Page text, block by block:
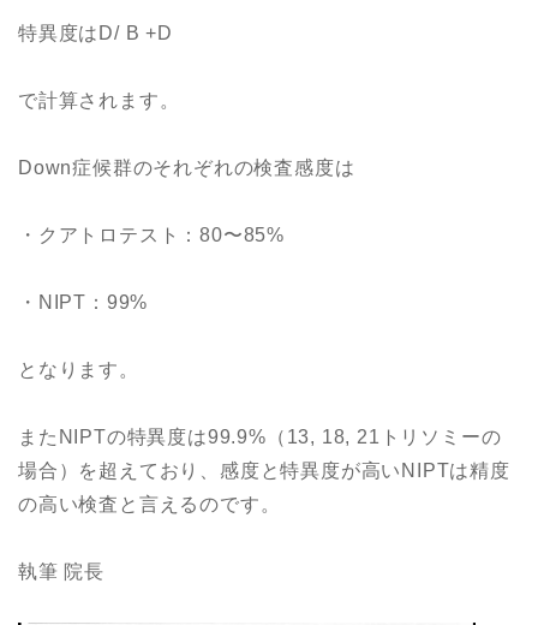
特異度はD/ B +D
で計算されます。
Down症候群のそれぞれの検査感度は
・クアトロテスト：80〜85%
・NIPT：99%
となります。
またNIPTの特異度は99.9%（13, 18, 21トリソミーの
場合）を超えており、感度と特異度が高いNIPTは精度
の高い検査と言えるのです。
執筆 院長